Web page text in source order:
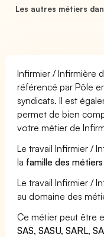
Les autres métiers
Infirmier / Infirmière
référencé par Pôle
syndicats. Il est
permet de bien
votre métier de
Le travail Infirmier /
la famille des métiers
Le travail Infirmier /
au domaine des
Ce métier peut être
SAS, SASU, SARL,